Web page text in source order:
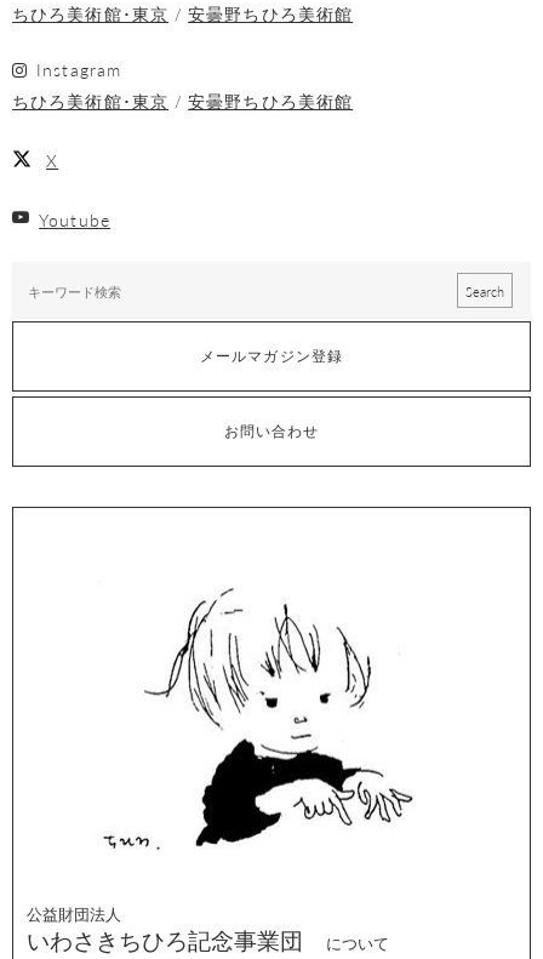
ちひろ美術館･東京
安曇野ちひろ美術館
Instagram
ちひろ美術館･東京
安曇野ちひろ美術館
X
Youtube
メールマガジン登録
お問い合わせ
公益財団法人
いわさきちひろ記念事業団 について